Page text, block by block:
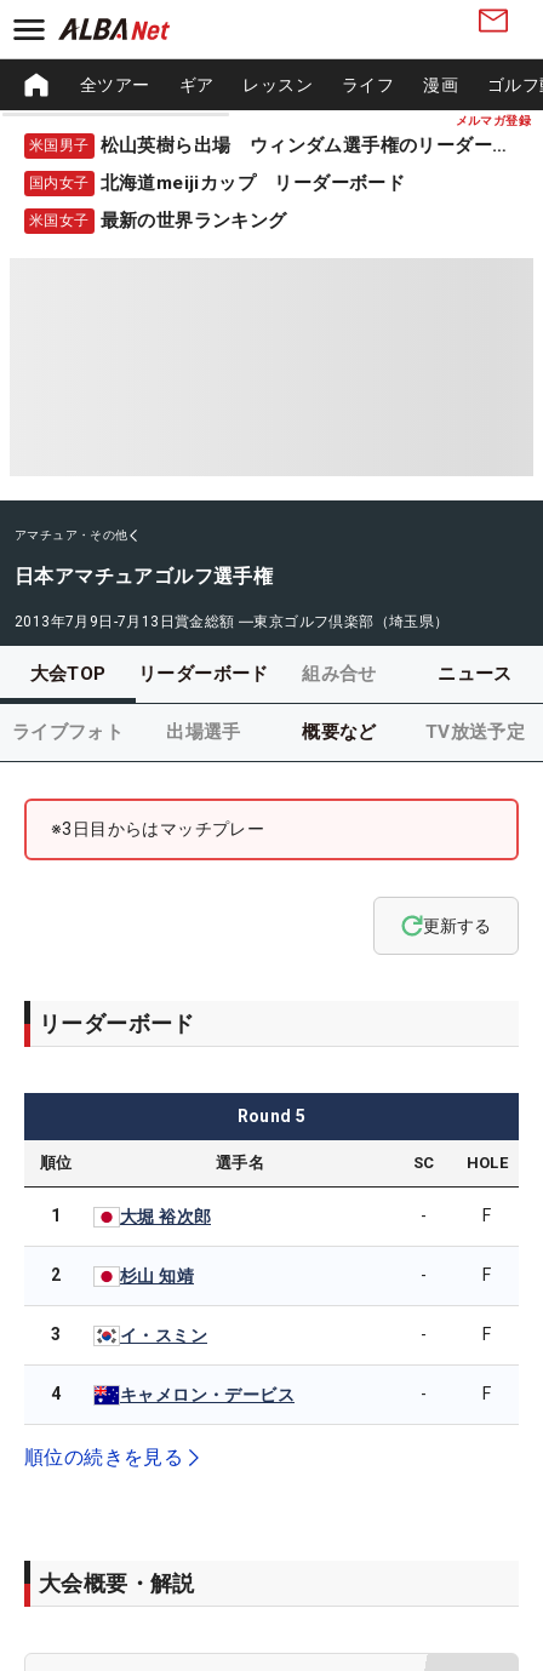
メルマガ登録
全ツアー ギア レッスン ライフ 漫画 ゴル
米国男子 松山英樹ら出場 ウィンダム選手権のリーダーボード
国内女子 北海道meijiカップ リーダーボード
米国女子 最新の世界ランキング
アマチュア・その他
日本アマチュアゴルフ選手権
2013年7月9日-7月13日賞金総額 ―東京ゴルフ倶楽部（埼玉県）
大会TOP リーダーボード 組み合せ ニュース
ライブフォト 出場選手 概要など TV放送予定
※3日目からはマッチプレー
更新する
リーダーボード
Round 5
順位 選手名 SC HOLE
1 大堀 裕次郎 - F
2 杉山 知靖 - F
3 イ・スミン - F
4 キャメロン・デービス - F
順位の続きを見る
大会概要・解説